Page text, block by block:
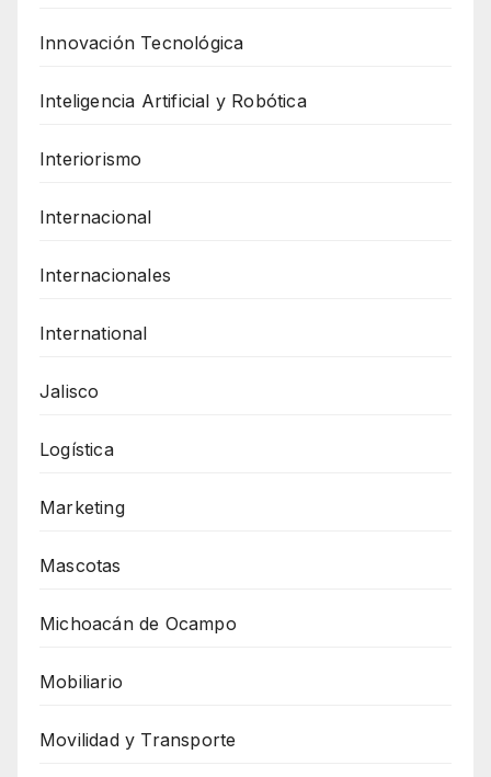
Innovación Tecnológica
Inteligencia Artificial y Robótica
Interiorismo
Internacional
Internacionales
International
Jalisco
Logística
Marketing
Mascotas
Michoacán de Ocampo
Mobiliario
Movilidad y Transporte